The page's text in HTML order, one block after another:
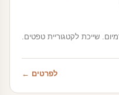
שייכת לקטגוריית טפטים.
לפרטים ←